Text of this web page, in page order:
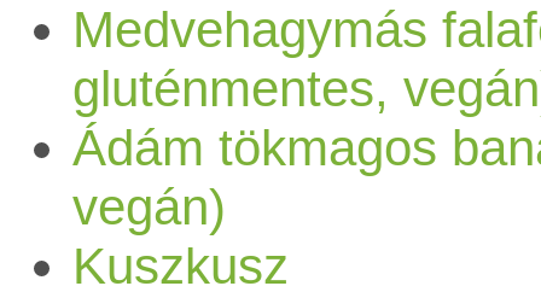
Medvehagymás
gluténmentes,
Ádám tökmagos
vegán)
Kuszkusz